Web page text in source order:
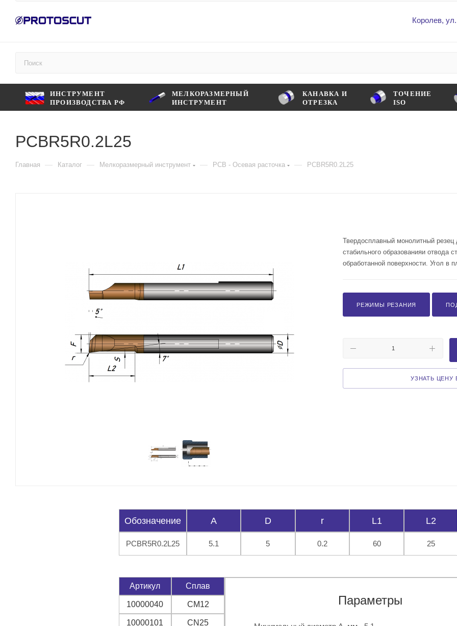
Королев,
ИНСТРУМЕНТ
ПРОИЗВОДСТВА РФ
МЕЛКОРАЗМЕРНЫЙ
ИНСТРУМЕНТ
КАНАВКА И
ОТРЕЗКА
ТОЧЕНИЕ
ISO
PCBR5R0.2L25
Главная — Каталог — Мелкоразмерный инструмент — PCB - Осевая расточка — PCBR5R0.2L25
Твердосплавный монолитный
стабильного образованияи отвода
обработанной поверхности. Угол в
РЕЖИМЫ РЕЗАНИЯ
УЗНАТЬ ЦЕНУ
Обозначение
PCBR5R0.2L25
A
5.1
D
5
r
0.2
L1
60
L2
25
Артикул Сплав
10000040 CM12
10000101 CN25
Параметры